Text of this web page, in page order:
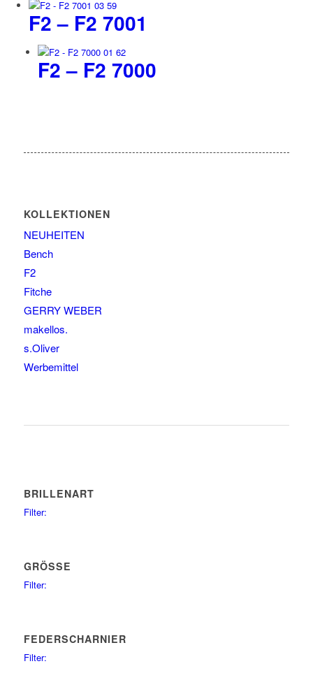
F2 – F2 7001
F2 – F2 7000
KOLLEKTIONEN
NEUHEITEN
Bench
F2
Fitche
GERRY WEBER
makellos.
s.Oliver
Werbemittel
BRILLENART
Filter:
GRÖSSE
Filter:
701
741
FEDERSCHARNIER
Filter: